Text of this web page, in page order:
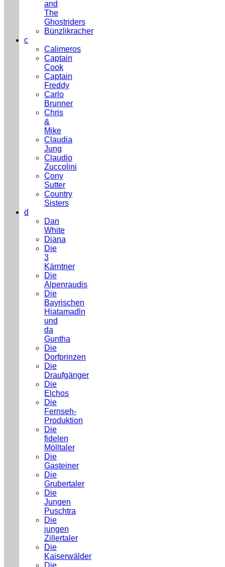
and
The
Ghostriders
Bünzlikracher
c
Calimeros
Captain
Cook
Captain
Freddy
Carlo
Brunner
Chris
&
Mike
Claudia
Jung
Claudio
Zuccolini
Cony
Sutter
Country
Sisters
d
Dan
White
Diana
Die
3
Kärntner
Die
Alpenraudis
Die
Bayrischen
Hiatamadln
und
da
Guntha
Die
Dorfprinzen
Die
Draufgänger
Die
Elchos
Die
Fernseh-
Produktion
Die
fidelen
Mölltaler
Die
Gasteiner
Die
Grubertaler
Die
Jungen
Puschtra
Die
jungen
Zillertaler
Die
Kaiserwälder
Die